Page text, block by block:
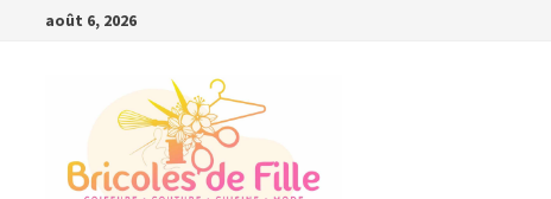
Passeraoût 6, 2026